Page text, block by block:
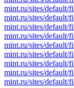
mint.ru/sites/default/
mint.ru/sites/default/
mint.ru/sites/default/
mint.ru/sites/default/
mint.ru/sites/default/
mint.ru/sites/default/
mint.ru/sites/default/
mint.ru/sites/default/
mint.ru/sites/default/